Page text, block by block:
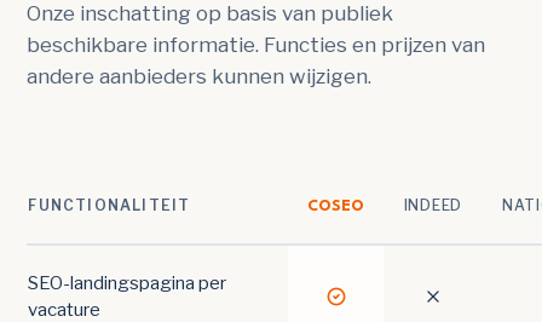
Onze inschatting op basis van publiek
beschikbare informatie. Functies en prijzen van
andere aanbieders kunnen wijzigen.
FUNCTIONALITEIT COSEO INDEED
SEO-landingspagina per
vacature
Ja Nee